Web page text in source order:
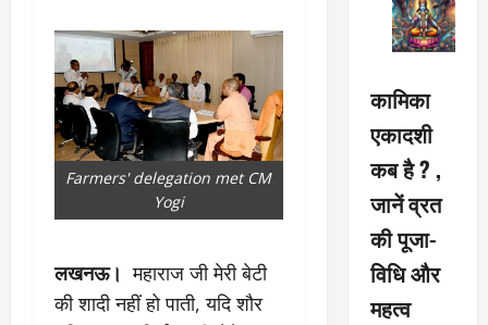
Farmers' delegation met CM
Yogi
लखनऊ।महाराज जी मेरी बेटी
की शादी नहीं हो पाती, यदि शौर
कामिका
एकादशी
कब है ? ,
जानें व्रत
की पूजा-
विधि और
महत्व